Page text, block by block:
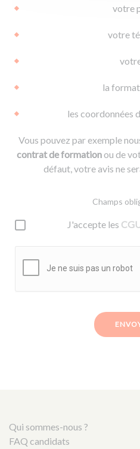
votre
votre
la
les coordonnées
Vous pouvez par exemple
contrat de formationou de
défaut, votre avis ne
Champs
J'accepte les
Qui sommes-nous ?
FAQ candidats